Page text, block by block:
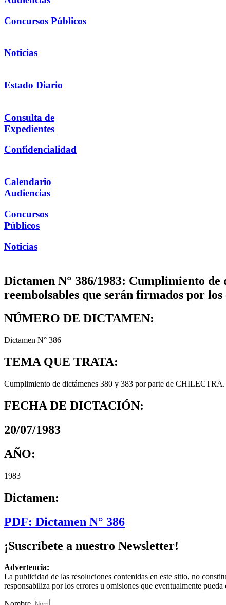
Concursos Públicos
Noticias
Estado Diario
Consulta de
Expedientes
Confidencialidad
Calendario
Audiencias
Concursos
Públicos
Noticias
Dictamen N° 386/1983: Cumplimiento
reembolsables que serán firmados por
NÚMERO DE DICTAMEN:
Dictamen N° 386
TEMA QUE TRATA:
Cumplimiento de dictámenes 380 y 383 por parte de CHILECTRA.
FECHA DE DICTACIÓN:
20/07/1983
AÑO:
1983
Dictamen:
PDF: Dictamen N° 386
¡Suscríbete a nuestro Newsletter!
Advertencia:
La publicidad de las resoluciones contenidas en este sitio, no
responsabiliza por los errores u omisiones que eventualmente